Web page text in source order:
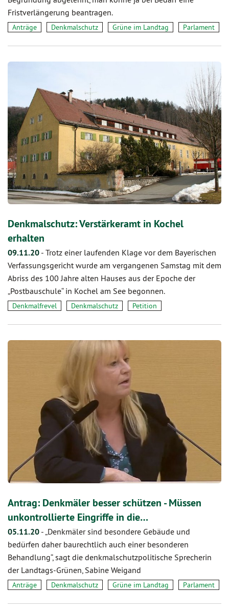
Fristverlängerung beantragen.
Anträge Denkmalschutz Grüne im Landtag Parlament
Denkmalschutz: Verstärkeramt in Kochel
erhalten
09.11.20 - Trotz einer laufenden Klage vor dem Bayerischen
Verfassungsgericht wurde am vergangenen Samstag mit dem
Abriss des 100 Jahre alten Hauses aus der Epoche der
„Postbauschule“ in Kochel am See begonnen.
Denkmalfrevel Denkmalschutz Petition
Antrag: Denkmäler besser schützen - Müssen
unkontrollierte Eingriffe in die…
05.11.20 -„Denkmäler sind besondere Gebäude und
bedürfen daher baurechtlich auch einer besonderen
Behandlung“, sagt die denkmalschutzpolitische Sprecherin
der Landtags-Grünen, Sabine Weigand
Anträge Denkmalschutz Grüne im Landtag Parlament